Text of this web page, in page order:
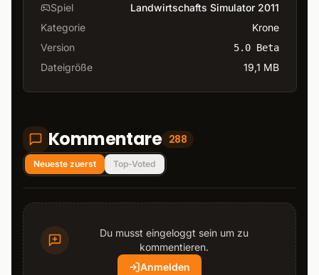
Spiel
Landwirtschafts Simulator 2011
Kategorie
Krone
Version
5.0 Beta
Dateigröße 19,1 MB
Kommentare 288
Neueste zuerst Top-Voted
Du musst eingeloggt sein um zu
kommentieren.
Anmelden